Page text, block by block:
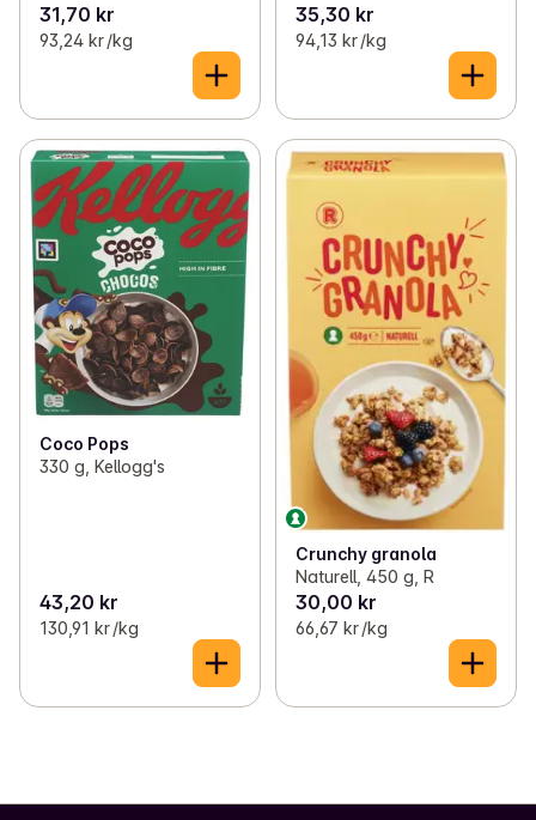
31,70 kr
93,24 kr /kg
35,30 kr
94,13 kr /kg
Coco Pops
330 g, Kellogg's
43,20 kr
130,91 kr /kg
Crunchy granola
Naturell, 450 g, R
30,00 kr
66,67 kr /kg